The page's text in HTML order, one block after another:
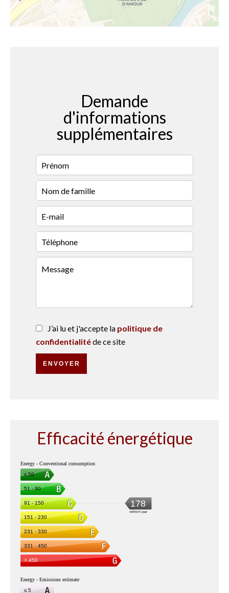
Demande
d'informations
supplémentaires
J’ai lu et j'accepte la politique de
confidentialitéde ce site
ENVOYER
Efficacité énergétique